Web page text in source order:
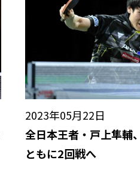
2023年05月22日
全日本王者・戸上隼輔
ともに2回戦へ